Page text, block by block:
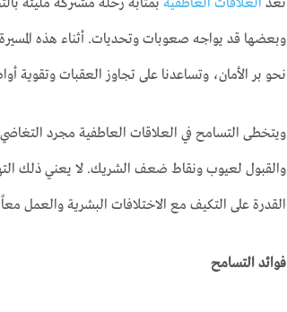
وبعضها قد يواجه صعوبات وتحديات. أثناء هذه
نحو بر الأمان، وتساعدنا على تجاوز العقبات وتقوية
ويتخطى التسامح في العلاقات العاطفية مجرد
والقبول لعيوب ونقاط ضعف الشريك. لا يعني ذلك
القدرة على التكيف مع الاختلافات البشرية والعمل
فوائد التسامح